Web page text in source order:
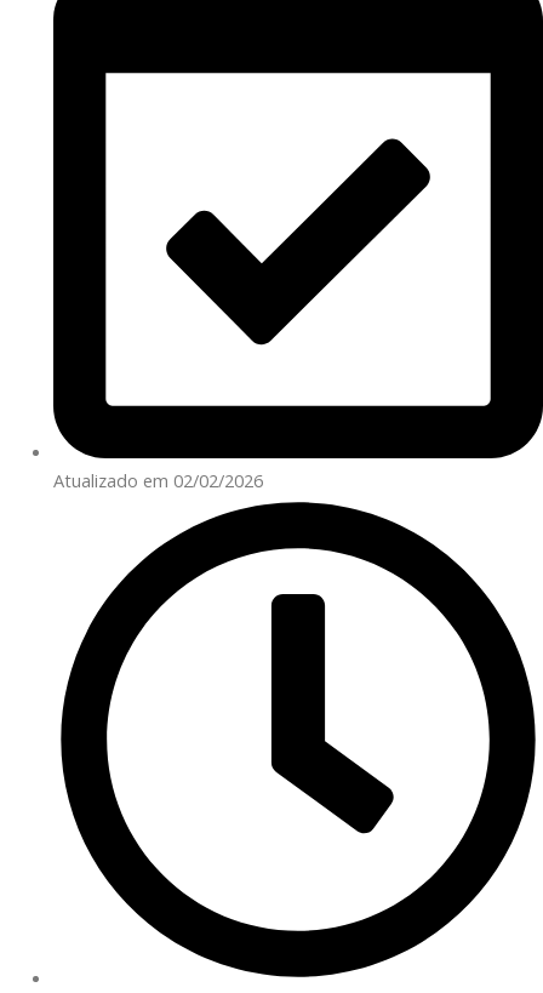
Atualizado em 02/02/2026